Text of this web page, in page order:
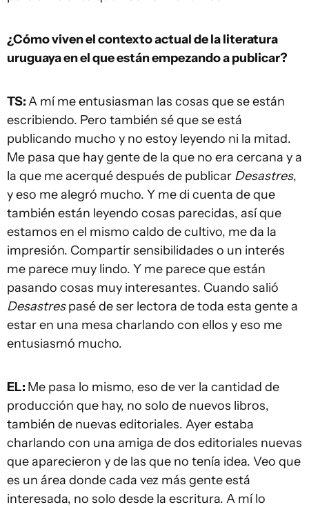
¿Cómo viven el contexto actual de la literatura
uruguaya en el que están empezando a publicar?
TS:A mí me entusiasman las cosas que se están
escribiendo. Pero también sé que se está
publicando mucho y no estoy leyendo ni la mitad.
Me pasa que hay gente de la que no era cercana y a
la que me acerqué después de publicar Desastres,
y eso me alegró mucho. Y me di cuenta de que
también están leyendo cosas parecidas, así que
estamos en el mismo caldo de cultivo, me da la
impresión. Compartir sensibilidades o un interés
me parece muy lindo. Y me parece que están
pasando cosas muy interesantes. Cuando salió
Desastrespasé de ser lectora de toda esta gente a
estar en una mesa charlando con ellos y eso me
entusiasmó mucho.
EL: Me pasa lo mismo, eso de ver la cantidad de
producción que hay, no solo de nuevos libros,
también de nuevas editoriales. Ayer estaba
charlando con una amiga de dos editoriales nuevas
que aparecieron y de las que no tenía idea. Veo que
es un área donde cada vez más gente está
interesada, no solo desde la escritura. A mí lo